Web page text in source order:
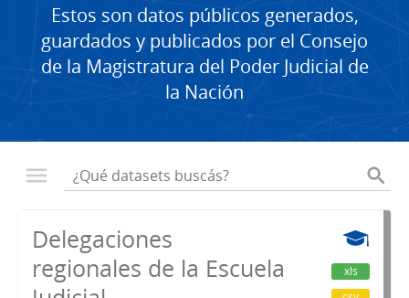
Estos son datos públicos generados,
guardados y publicados por el Consejo
de la Magistratura del Poder Judicial de
la Nación
Delegaciones
regionales de la Escuela
xls